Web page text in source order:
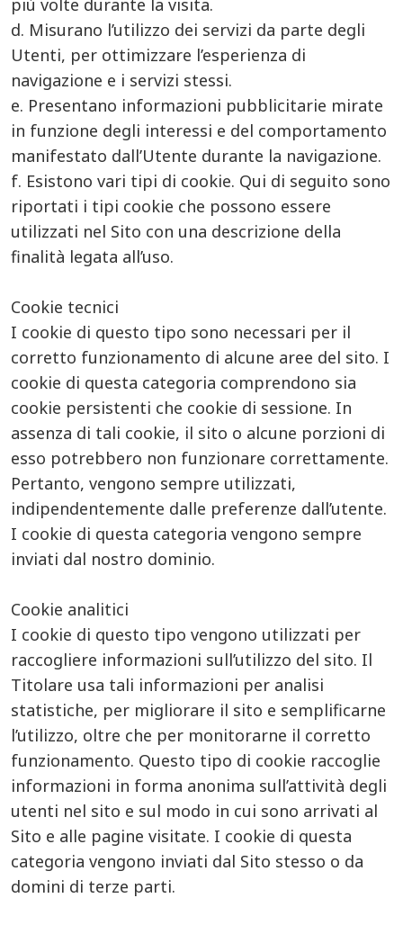
più volte durante la visita.
d. Misurano l’utilizzo dei servizi da parte degli
Utenti, per ottimizzare l’esperienza di
navigazione e i servizi stessi.
e. Presentano informazioni pubblicitarie mirate
in funzione degli interessi e del comportamento
manifestato dall’Utente durante la navigazione.
f. Esistono vari tipi di cookie. Qui di seguito sono
riportati i tipi cookie che possono essere
utilizzati nel Sito con una descrizione della
finalità legata all’uso.
Cookie tecnici
I cookie di questo tipo sono necessari per il
corretto funzionamento di alcune aree del sito. I
cookie di questa categoria comprendono sia
cookie persistenti che cookie di sessione. In
assenza di tali cookie, il sito o alcune porzioni di
esso potrebbero non funzionare correttamente.
Pertanto, vengono sempre utilizzati,
indipendentemente dalle preferenze dall’utente.
I cookie di questa categoria vengono sempre
inviati dal nostro dominio.
Cookie analitici
I cookie di questo tipo vengono utilizzati per
raccogliere informazioni sull’utilizzo del sito. Il
Titolare usa tali informazioni per analisi
statistiche, per migliorare il sito e semplificarne
l’utilizzo, oltre che per monitorarne il corretto
funzionamento. Questo tipo di cookie raccoglie
informazioni in forma anonima sull’attività degli
utenti nel sito e sul modo in cui sono arrivati al
Sito e alle pagine visitate. I cookie di questa
categoria vengono inviati dal Sito stesso o da
domini di terze parti.